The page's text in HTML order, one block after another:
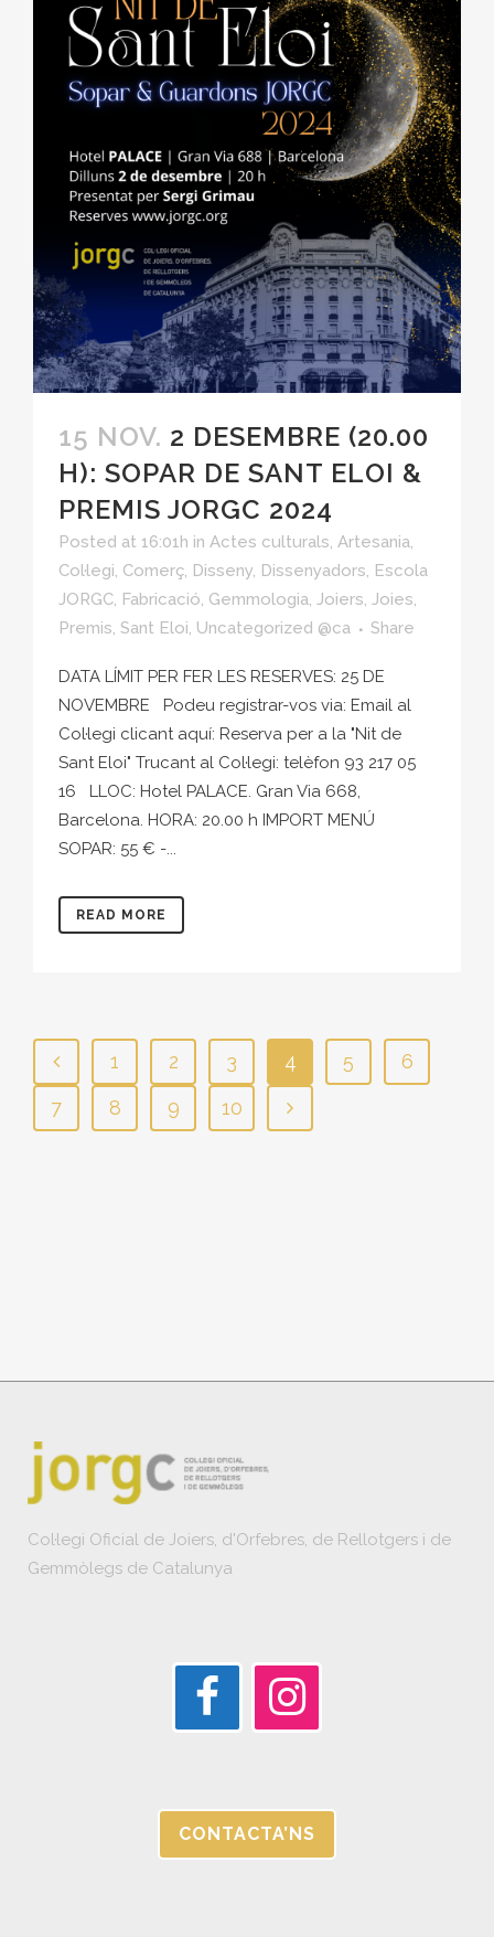
15 NOV. 2 DESEMBRE (20.00
H): SOPAR DE SANT ELOI &
PREMIS JORGC 2024
Posted at 16:01h in Actes culturals, Artesania,
Col·legi, Comerç, Disseny, Dissenyadors, Escola
JORGC, Fabricació, Gemmologia, Joiers, Joies,
Premis, Sant Eloi, Uncategorized @ca Share
DATA LÍMIT PER FER LES RESERVES: 25 DE
NOVEMBRE Podeu registrar-vos via: Email al
Col·legi clicant aquí: Reserva per a la "Nit de
Sant Eloi" Trucant al Col·legi: telèfon 93 217 05
16 LLOC: Hotel PALACE. Gran Via 668,
Barcelona. HORA: 20.00 h IMPORT MENÚ
SOPAR: 55 € -...
READ MORE
1 2 3 4 5
6
7
8 9 10
Col·legi Oficial de Joiers, d'Orfebres, de Rellotgers i de
Gemmòlegs de Catalunya
CONTACTA’NS